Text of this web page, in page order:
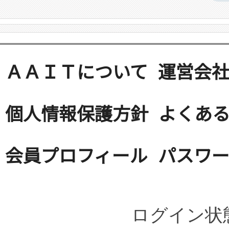
ＡＡＩＴについて 運営会社
個人情報保護方針 よくあ
会員プロフィール パスワ
ログイン